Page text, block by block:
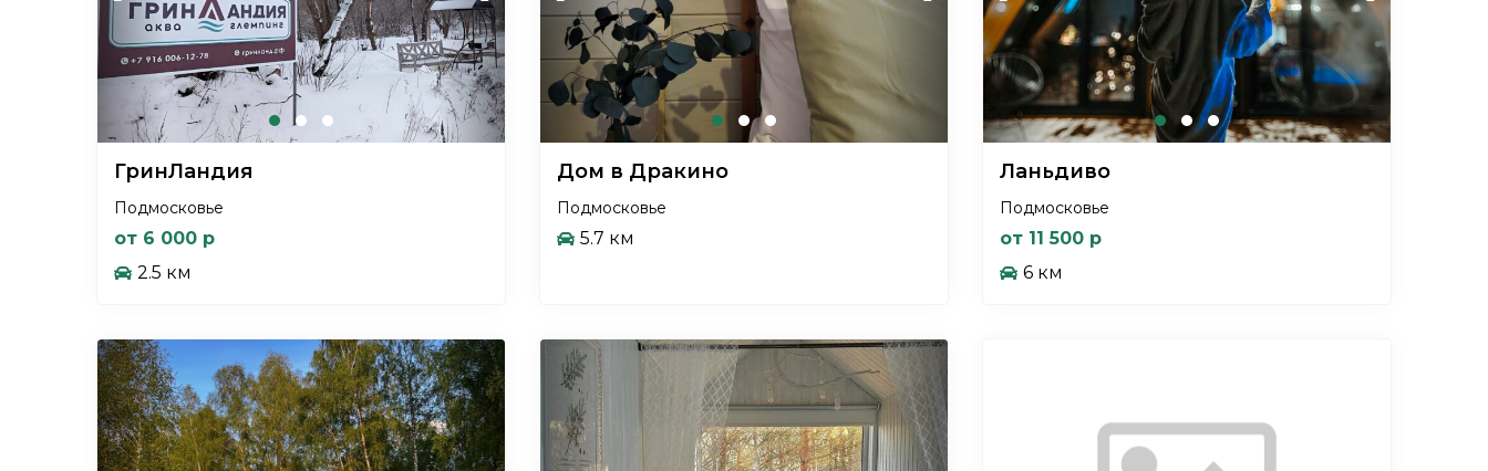
ГринЛандия
Подмосковье
от 6 000 р
2.5 км
Дом в Дракино
Подмосковье
5.7 км
Ланьдиво
Подмосковье
от 11 500 р
6 км